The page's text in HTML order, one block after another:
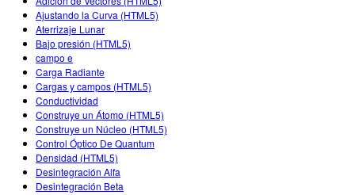
web
de
PhET
Sitio
Web
Todas las Simulaciones
Física
Matemáticas y Estadísticas
Química
Tierra y Espacio
Biología
STUDIO
About Studio
Customizable Sims
Comienza una prueba gratuita
Comprar una licencia
ENSEÑANZA
Actividades
Comparte tus Actividades
Guía para el Envío de Actividades
Talleres Virtuales
INVESTIGACIONES
INICIATIVAS
Diseño Inclusivo
PhET Global
INGRESAR / REGISTRARSE
Ajustando la Curva (HTML5)
Aterrizaje Lunar
Bajo presión (HTML5)
campo e
Carga Radiante
Cargas y campos (HTML5)
Conductividad
Construye un Átomo (HTML5)
Construye un Núcleo (HTML5)
Control Óptico De Quantum
Densidad (HTML5)
Desintegración Alfa
Desintegración Beta